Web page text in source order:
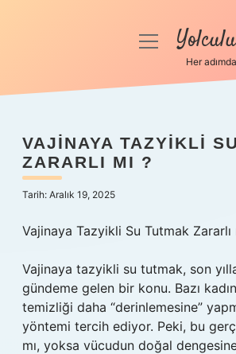
Anasayfa
Yasal Uyarı
Hakkımızda
menüyü
Her
VAJINAYA TAZYIKLI
ZARARLI MI ?
Tarih: Aralık 19, 2025
Vajinaya Tazyikli Su Tutmak Zararlı
Vajinaya tazyikli su tutmak, son
gündeme gelen bir konu. Bazı
temizliği daha “derinlemesine”
yöntemi tercih ediyor. Peki, bu
mı, yoksa vücudun doğal